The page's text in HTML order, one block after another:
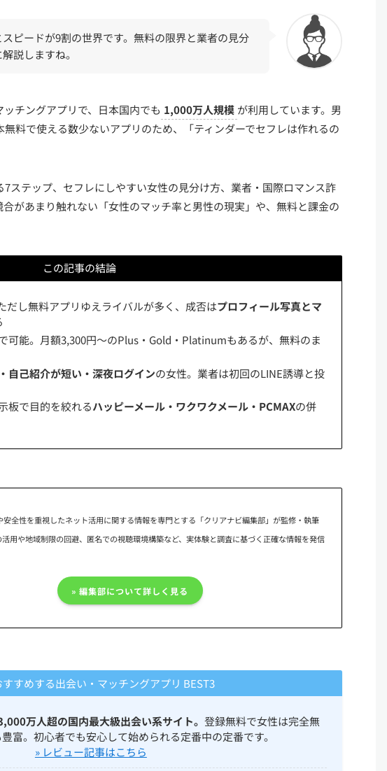
ピードが9割の世界です。無料の限界と業者の見分
説しますね。
チングアプリで、日本国内でも 1,000万人規模 が利用しています。男
料で使える数少ないアプリのため、「ティンダーでセフレは作れるの
ステップ、セフレにしやすい女性の見分け方、業者・国際ロマンス詐
があまり触れない「女性のマッチ率と男性の現実」や、無料と課金の
この記事の結論
だし無料アプリゆえライバルが多く、成否はプロフィール写真とマ
可能。月額3,300円〜のPlus・Gold・Platinumもあるが、無料のま
自己紹介が短い・深夜ログインの女性。業者は初回のLINE誘導と投
板で目的を絞れるハッピーメール・ワクワクメール・PCMAXの併
安全性を重視したネット活用に関する情報を専門とする「クリアナビ編集部」が監修・執筆
活用や地域制限の回避、匿名での視聴環境構築など、実体験と調査に基づく正確な情報を発信
» 編集部について詳しく見る
すめする出会い・マッチングアプリ BEST3
万人超の国内最大級出会い系サイト。登録無料で女性は完全無
富。初心者でも安心して始められる定番中の定番です。
» レビュー記事はこちら